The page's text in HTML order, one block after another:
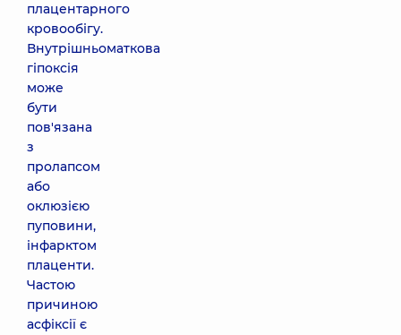
плацентарного
кровообігу.
Внутрішньоматкова
гіпоксія
може
бути
пов'язана
з
пролапсом
або
оклюзією
пуповини,
інфарктом
плаценти.
Частою
причиною
асфіксії є